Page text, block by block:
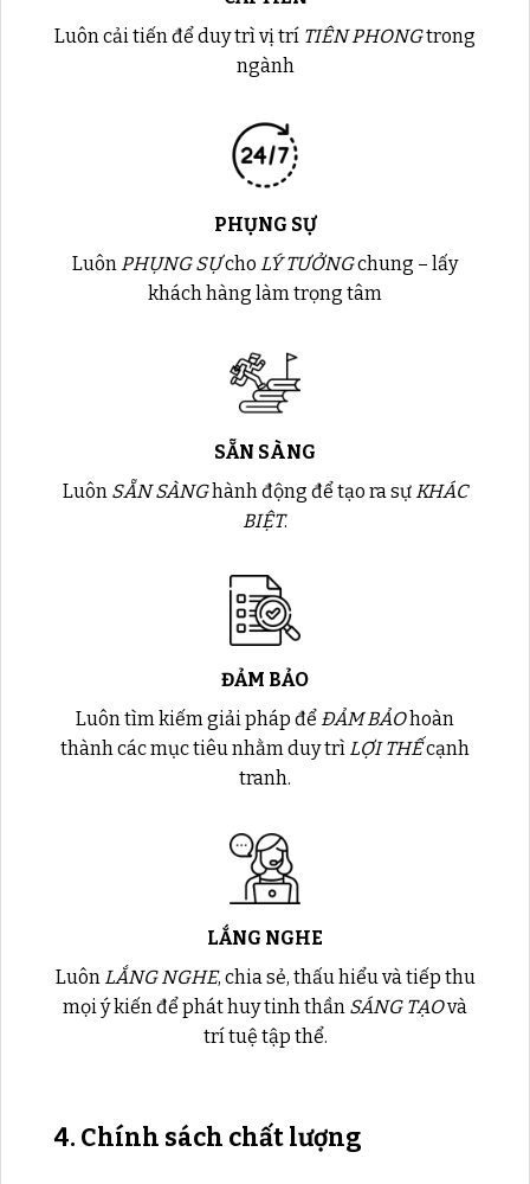
Luôn cải tiến để duy trì vị trí TIÊN PHONGtrong
ngành
PHỤNG SỰ
Luôn PHỤNG SỰcho LÝ TƯỞNGchung – lấy
khách hàng làm trọng tâm
SẴN SÀNG
Luôn SẴN SÀNGhành động để tạo ra sự KHÁC
BIỆT.
ĐẢM BẢO
Luôn tìm kiếm giải pháp để ĐẢM BẢOhoàn
thành các mục tiêu nhằm duy trì LỢI THẾcạnh
tranh.
LẮNG NGHE
Luôn LẮNG NGHE, chia sẻ, thấu hiểu và tiếp thu
mọi ý kiến để phát huy tinh thần SÁNG TẠOvà
trí tuệ tập thể.
4. Chính sách chất lượng